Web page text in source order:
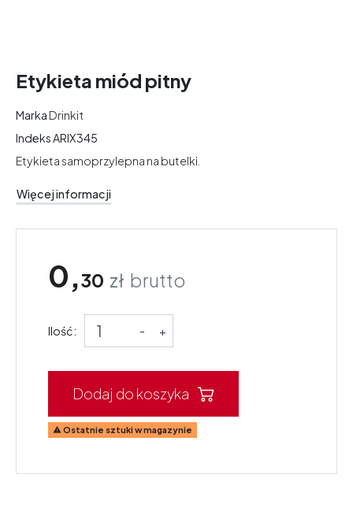
Etykieta miód pitny
MarkaDrinkit
IndeksARIX345
Etykieta samoprzylepna na butelki.
Więcej informacji
0,30 zł brutto
Ilość: - +
Dodaj do koszyka
 Ostatnie sztuki w magazynie